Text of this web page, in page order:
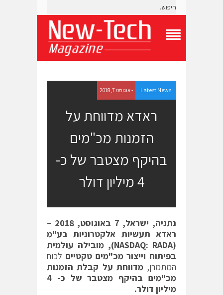
g
l
e
N
n
Latest News - אוגוסט 7, 2018
ראדא מדווחת על
הזמנות מכ"מים
בהיקף מצטבר של כ-
4 מיליון דולר
נתניה, ישראל, 7
באוגוסט, 2018 –
ראדא תעשיות אלקטרוניות בע"מ
(
NASDAQ: RADA), מובילה עולמית
בפיתוח וייצור מכ"מים טקטיים לכוח
המתמרן, מדווחת על קבלת הזמנות
מכ"מים בהיקף מצטבר של כ- 4
מיליון דולר.